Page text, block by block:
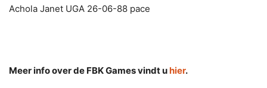
Achola Janet UGA 26-06-88 pace
Meer info over de FBK Games vindt uhier.